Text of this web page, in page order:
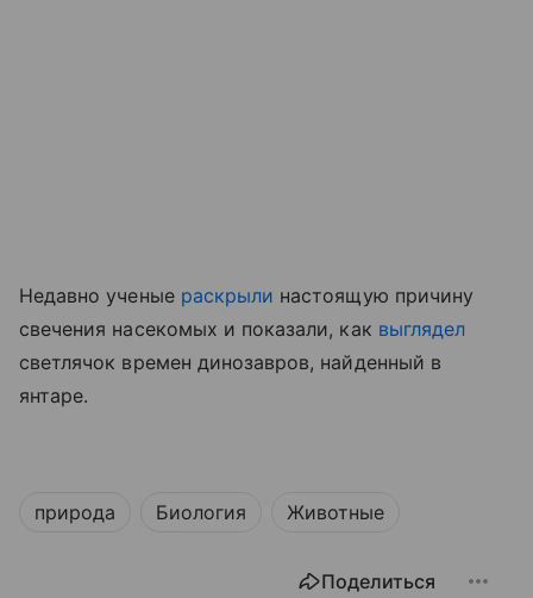
Недавно ученые раскрыли настоящую причину
свечения насекомых и показали, как выглядел
светлячок времен динозавров, найденный в
янтаре.
природа Биология Животные
Поделиться